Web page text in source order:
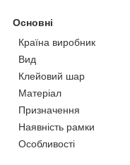
Основні
Країна виробник
Вид
Клейовий шар
Матеріал
Призначення
Наявність рамки
Особливості